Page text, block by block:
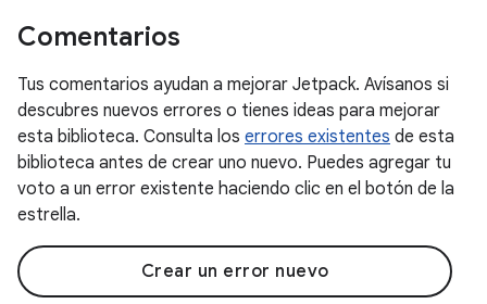
Comentarios
Tus comentarios ayudan a mejorar Jetpack. Avísanos si
descubres nuevos errores o tienes ideas para mejorar
esta biblioteca. Consulta los errores existentes de esta
biblioteca antes de crear uno nuevo. Puedes agregar tu
voto a un error existente haciendo clic en el botón de la
estrella.
Crear un error nuevo